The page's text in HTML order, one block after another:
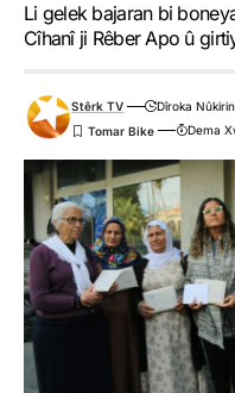
Li gelek bajaran bi
Cîhanî ji Rêber Apo û
Stêrk TV
Dîroka
Dema